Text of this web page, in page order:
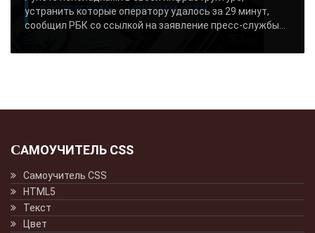
«РОСТЕЛЕКОМ» - «НОВОСТИ СЕТИ»..
устранить которые оператору удалось за 29 минут,
сообщил РБК со ссылкой на заявление пресс-службы...
САМОУЧИТЕЛЬ CSS
Самоучитель CSS
HTML5
Текст
Цвет